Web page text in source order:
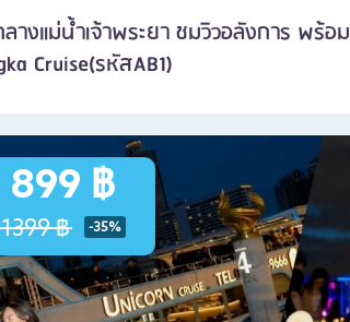
งแม่น้ำเจ้าพระยา ชมวิวอลังการ พร้อม
Cruise(รหัสAB1)
899 ฿
1399 ฿ -35%